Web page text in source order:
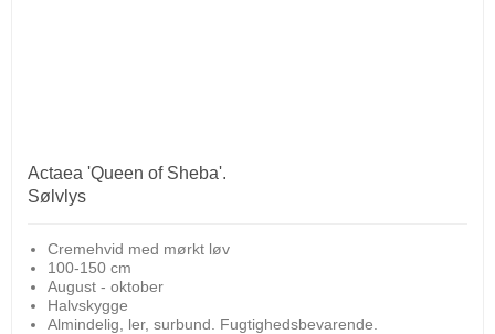
Actaea 'Queen of Sheba'.
Sølvlys
Cremehvid med mørkt løv
100-150 cm
August - oktober
Halvskygge
Almindelig, ler, surbund. Fugtighedsbevarende.